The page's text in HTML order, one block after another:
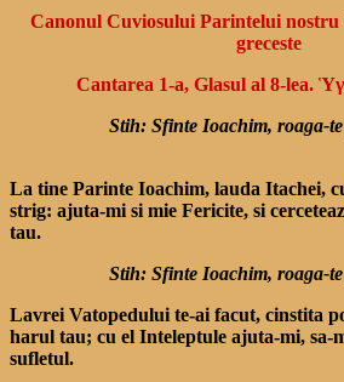
Canonul Cuviosului Parintelui
greceste
Cantarea 1-a, Glasul al 8-lea.
Stih: Sfinte Ioachim, roaga-
La tine Parinte Ioachim, lauda Itachei,
strig: ajuta-mi si mie Fericite, si
tau.
Stih: Sfinte Ioachim, roaga-
Lavrei Vatopedului te-ai facut, cinstita
harul tau; cu el Inteleptule ajuta-mi, sa-
sufletul.